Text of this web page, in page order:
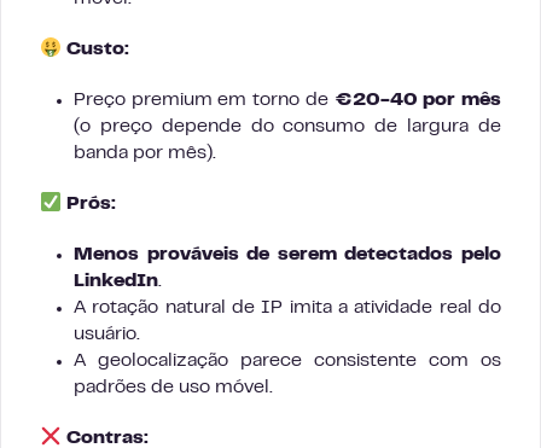
Custo:
Preço premium em torno de €20-40 por mês
(o preço depende do consumo de largura de
banda por mês).
Prós:
Menos prováveis de serem detectados pelo
LinkedIn.
A rotação natural de IP imita a atividade real do
usuário.
A geolocalização parece consistente com os
padrões de uso móvel.
Contras: